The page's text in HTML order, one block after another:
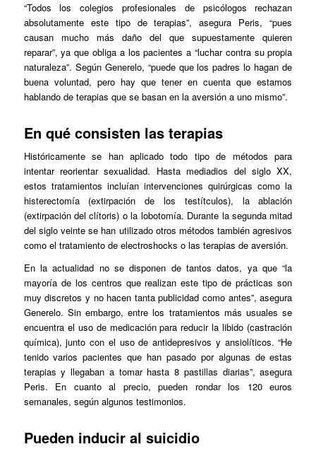
“Todos los colegios profesionales de psicólogos rechazan
absolutamente este tipo de terapias”, asegura Peris, “pues
causan mucho más daño del que supuestamente quieren
reparar”, ya que obliga a los pacientes a “luchar contra su propia
naturaleza”. Según Generelo, “puede que los padres lo hagan de
buena voluntad, pero hay que tener en cuenta que estamos
hablando de terapias que se basan en la aversión a uno mismo”.
En qué consisten las terapias
Históricamente se han aplicado todo tipo de métodos para
intentar reorientar sexualidad. Hasta mediadios del siglo XX,
estos tratamientos incluían intervenciones quirúrgicas como la
histerectomía (extirpación de los testítculos), la ablación
(extirpación del clítoris) o la lobotomía. Durante la segunda mitad
del siglo veinte se han utilizado otros métodos también agresivos
como el tratamiento de electroshocks o las terapias de aversión.
En la actualidad no se disponen de tantos datos, ya que “la
mayoría de los centros que realizan este tipo de prácticas son
muy discretos y no hacen tanta publicidad como antes”, asegura
Generelo. Sin embargo, entre los tratamientos más usuales se
encuentra el uso de medicación para reducir la libido (castración
química), junto con el uso de antidepresivos y ansiolíticos. “He
tenido varios pacientes que han pasado por algunas de estas
terapias y llegaban a tomar hasta 8 pastillas diarias”, asegura
Peris. En cuanto al precio, pueden rondar los 120 euros
semanales, según algunos testimonios.
Pueden inducir al suicidio